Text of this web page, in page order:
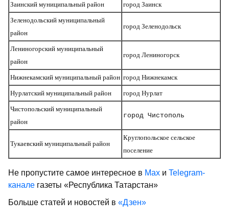
Заинский муниципальный район город Заинск
Зеленодольский муниципальный
район
город Зеленодольск
Лениногорский муниципальный
район
город Лениногорск
Нижнекамский муниципальный район город Нижнекамск
Нурлатский муниципальный район город Нурлат
Чистопольский муниципальный
район
город Чистополь
Тукаевский муниципальный район
Круглопольское сельское
поселение
Не пропустите самое интересное в Max и Telegram-
канале газеты «Республика Татарстан»
Больше статей и новостей в «Дзен»